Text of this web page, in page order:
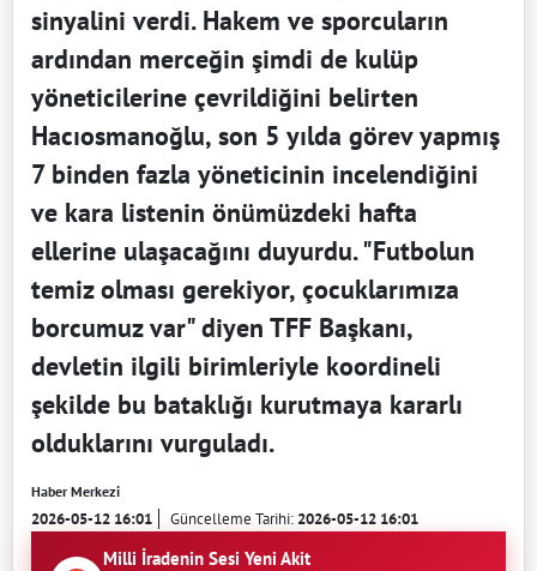
sinyalini verdi. Hakem ve sporcuların
ardından merceğin şimdi de kulüp
yöneticilerine çevrildiğini belirten
Hacıosmanoğlu, son 5 yılda görev yapmış
7 binden fazla yöneticinin incelendiğini
ve kara listenin önümüzdeki hafta
ellerine ulaşacağını duyurdu. "Futbolun
temiz olması gerekiyor, çocuklarımıza
borcumuz var" diyen TFF Başkanı,
devletin ilgili birimleriyle koordineli
şekilde bu bataklığı kurutmaya kararlı
olduklarını vurguladı.
Haber Merkezi
2026-05-12 16:01 Güncelleme Tarihi:2026-05-12 16:01
Milli İradenin Sesi Yeni Akit